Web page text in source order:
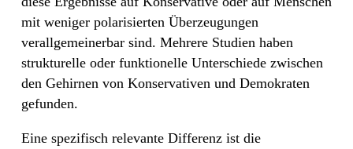
mit weniger polarisierten Überzeugungen
verallgemeinerbar sind. Mehrere Studien haben
strukturelle oder funktionelle Unterschiede zwischen
den Gehirnen von Konservativen und Demokraten
gefunden.
Eine spezifisch relevante Differenz ist die